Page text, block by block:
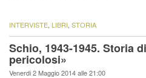
INTERVISTE LIBRI STORIA
Schio, 1943-1945. Storia
pericolosi»
Venerdi 2 Maggio 2014 alle 21:00